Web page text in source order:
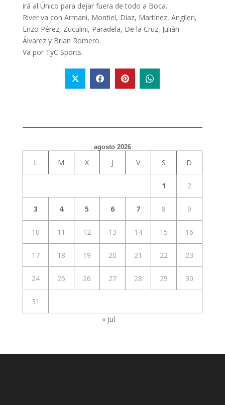
irá al Único para dejar fuera de todo a Boca.
River va con Armani, Montiel, Díaz, Martínez, Angileri,
Enzo Pérez, Zuculini, Paradela, De la Cruz, Julián
Álvarez y Brian Romero.
Va por TyC Sports.
agosto 2026
L M X J V S D
1 2
3 4 5 6 7 8 9
10 11 12 13 14 15 16
17 18 19 20 21 22 23
24 25 26 27 28 29 30
31
« Jul